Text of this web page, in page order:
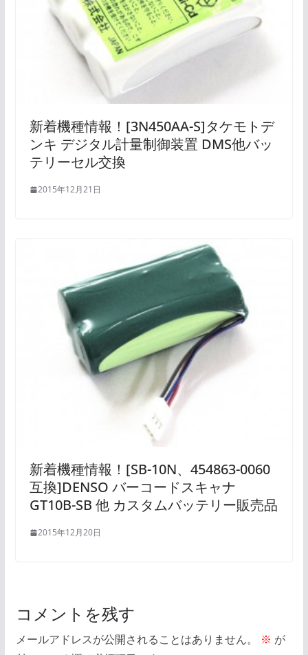
新着機種情報！[3N450AA-S]タケモトデ
ンキ デジタル計量制御装置 DMS他バッ
テリーセル交換
2015年12月21日
新着機種情報！[SB-10N、454863-0060
互換]DENSO バーコードスキャナ
GT10B-SB 他 カスタムバッテリー販売品
2015年12月20日
コメントを残す
メールアドレスが公開されることはありません。 ※ が